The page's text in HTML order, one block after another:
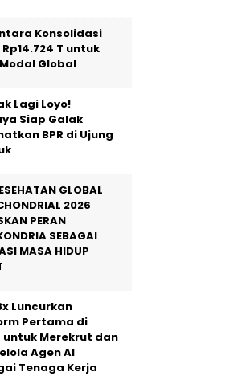
Konsolidasi
Rp14.724 T untuk
Global
Lagi Loyo!
Siap Galak
BPR di Ujung
GLOBAL
2026
PERAN
SEBAGAI
MASA HIDUP
Luncurkan
Pertama di
untuk Merekrut dan
Agen AI
Tenaga Kerja